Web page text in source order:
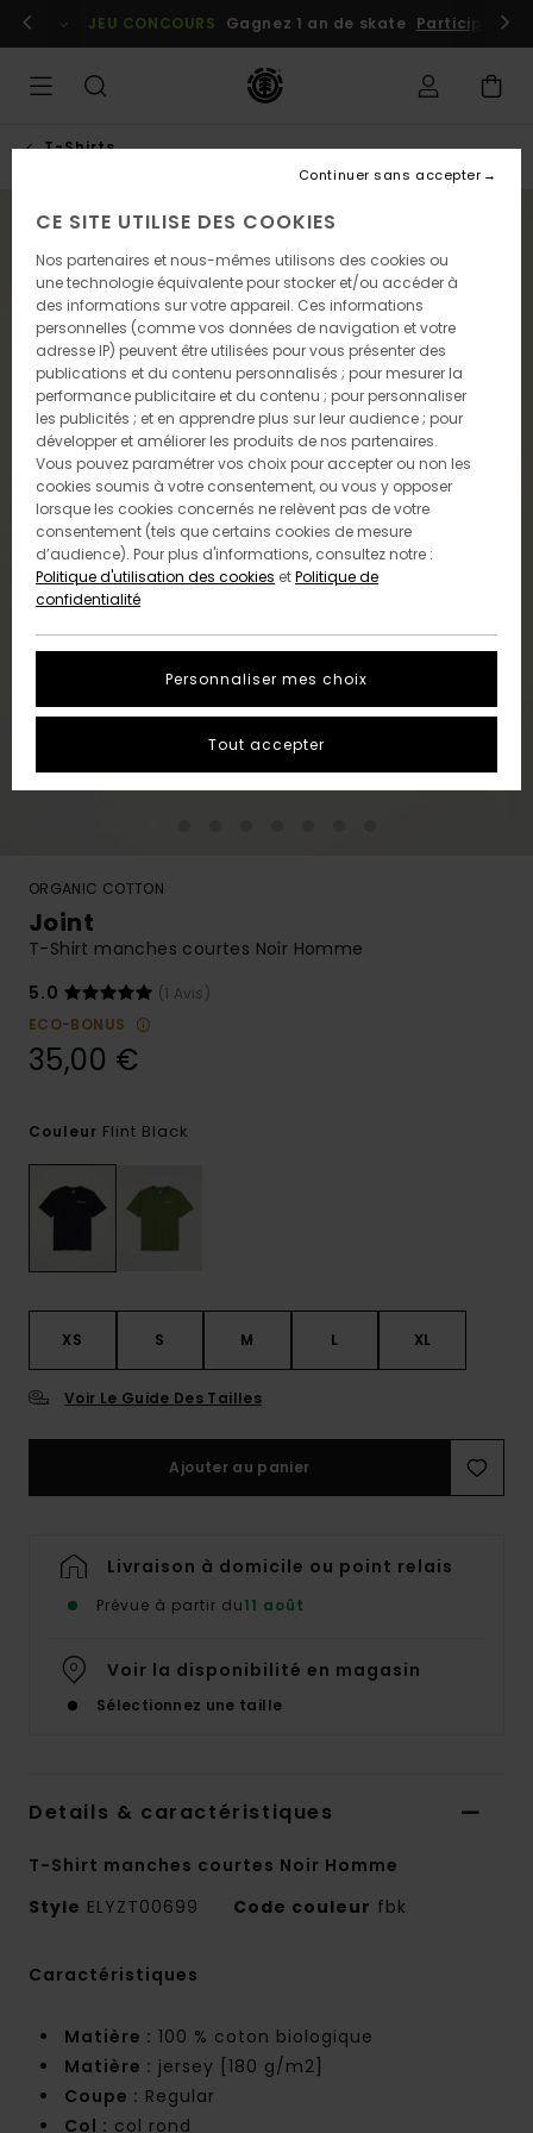
l'information
Se connecter / s'inscrire
JEU CONCOURS Gagnez 1 an de skate Participez
T-Shirts
NOUVEAUTÉ
ORGANIC COTTON
Joint
T-Shirt manches courtes Noir Homme
5.0
(1 Avis)
ECO-BONUS
35,00 €
Couleur Flint Black
XS S M L XL
Voir Le Guide Des Tailles
Ajouter au panier
Livraison à domicile ou point relais
Prévue à partir du11 août
Voir la disponibilité en magasin
Sélectionnez une taille
Details & caractéristiques
T-Shirt manches courtes Noir Homme
Style ELYZT00699 Code couleur fbk
Caractéristiques
Matière : 100 % coton biologique
Matière : jersey [180 g/m2]
Coupe : Regular
Col : col rond
CE SITE UTILISE DES COOKIES
Nos partenaires et nous-mêmes utilisons des cookies ou
une technologie équivalente pour stocker et/ou accéder à
des informations sur votre appareil. Ces informations
personnelles (comme vos données de navigation et votre
adresse IP) peuvent être utilisées pour vous présenter des
publications et du contenu personnalisés ; pour mesurer la
performance publicitaire et du contenu ; pour personnaliser
les publicités ; et en apprendre plus sur leur audience ; pour
développer et améliorer les produits de nos partenaires.
Vous pouvez paramétrer vos choix pour accepter ou non les
cookies soumis à votre consentement, ou vous y opposer
lorsque les cookies concernés ne relèvent pas de votre
consentement (tels que certains cookies de mesure
d’audience). Pour plus d'informations, consultez notre :
Politique d'utilisation des cookies etPolitique de
confidentialité
Personnaliser mes choix
Continuer sans accepter
Tout accepter